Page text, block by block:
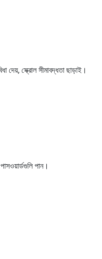
দেয়, স্ক্রোল সীমাবদ্ধতা ছাড়াই।
পান।